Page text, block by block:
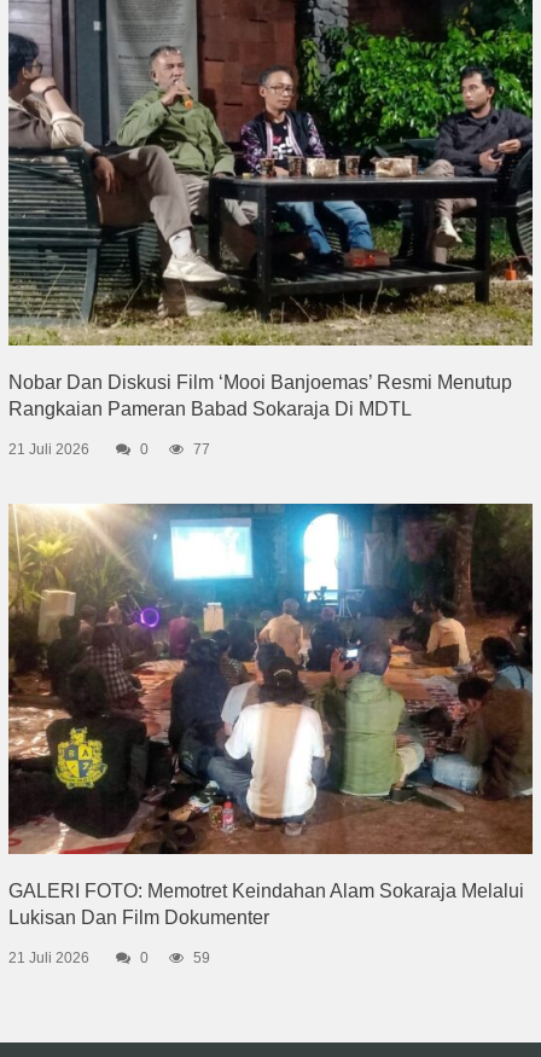
Nobar Dan Diskusi Film ‘Mooi Banjoemas’ Resmi Menutup
Rangkaian Pameran Babad Sokaraja Di MDTL
21 Juli 2026 0 77
GALERI FOTO: Memotret Keindahan Alam Sokaraja Melalui
Lukisan Dan Film Dokumenter
21 Juli 2026 0 59